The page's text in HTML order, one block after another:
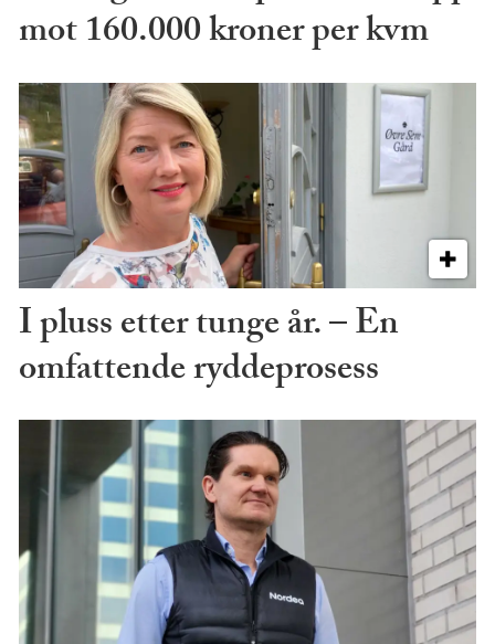
mot 160.000 kroner per kvm
I pluss etter tunge år. – En
omfattende ryddeprosess